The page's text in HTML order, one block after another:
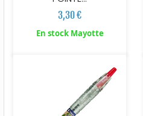
3,30 €
En stock Mayotte